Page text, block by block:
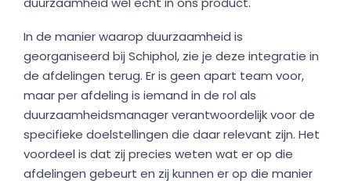
In de manier waarop duurzaamheid is
georganiseerd bij Schiphol, zie je deze integratie in
de afdelingen terug. Er is geen apart team voor,
maar per afdeling is iemand in de rol als
duurzaamheidsmanager verantwoordelijk voor de
specifieke doelstellingen die daar relevant zijn. Het
voordeel is dat zij precies weten wat er op die
afdelingen gebeurt en zij kunnen er op die manier